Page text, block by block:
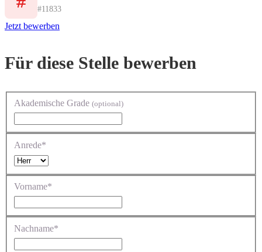
#11833
Jetzt bewerben
Für diese Stelle bewerben
Akademische Grade (optional)
Anrede*
Vorname*
Nachname*